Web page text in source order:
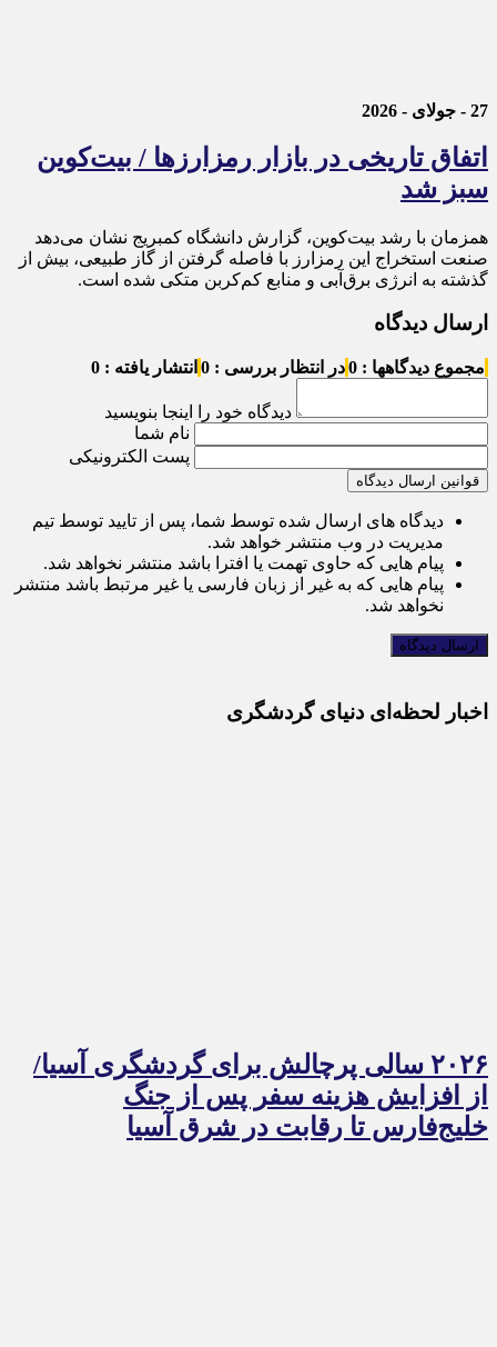
27 - جولای - 2026
اتفاق تاریخی در بازار رمزارزها / بیت‌کوین
سبز شد
همزمان با رشد بیت‌کوین، گزارش دانشگاه کمبریج نشان می‌دهد
صنعت استخراج این رمزارز با فاصله گرفتن از گاز طبیعی، بیش از
گذشته به انرژی برق‌آبی و منابع کم‌کربن متکی شده است.
ارسال دیدگاه
مجموع دیدگاهها : 0 در انتظار بررسی : 0 انتشار یافته : 0
دیدگاه خود را اینجا بنویسید
نام شما
پست الکترونیکی
قوانین ارسال دیدگاه
دیدگاه های ارسال شده توسط شما، پس از تایید توسط تیم
مدیریت در وب منتشر خواهد شد.
پیام هایی که حاوی تهمت یا افترا باشد منتشر نخواهد شد.
پیام هایی که به غیر از زبان فارسی یا غیر مرتبط باشد منتشر
نخواهد شد.
اخبار لحظه‌ای دنیای گردشگری
۲۰۲۶ سالی پرچالش برای گردشگری آسیا/
از افزایش هزینه سفر پس از جنگ
خلیج‌فارس تا رقابت در شرق آسیا